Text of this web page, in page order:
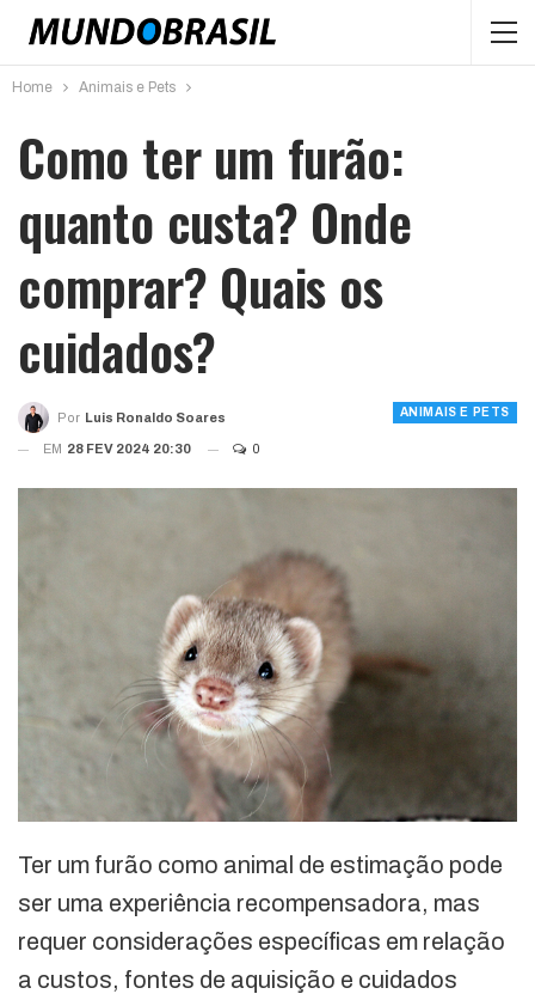
Home Animais e Pets
Como ter um furão:
quanto custa? Onde
comprar? Quais os
cuidados?
ANIMAIS E PETS
Por Luis Ronaldo Soares
EM 28 FEV 2024 20:30 0
Ter um furão como animal de estimação pode
ser uma experiência recompensadora, mas
requer considerações específicas em relação
a custos, fontes de aquisição e cuidados